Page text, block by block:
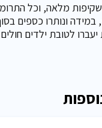
מלאה, וכל
במידה ונותרו כספים
לטובת ילדים